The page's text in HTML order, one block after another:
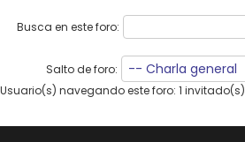
Busca en este foro:
Salto de foro:
Usuario(s) navegando este foro: 1 invitado(s)